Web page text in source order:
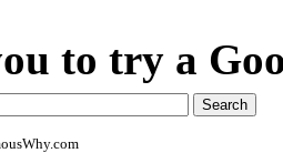
to try a